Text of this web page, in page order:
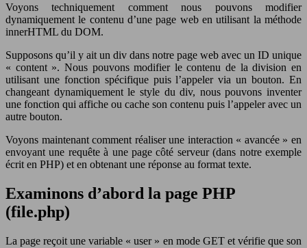
Voyons techniquement comment nous pouvons modifier
dynamiquement le contenu d’une page web en utilisant la méthode
innerHTML du DOM.
Supposons qu’il y ait un div dans notre page web avec un ID unique
« content ». Nous pouvons modifier le contenu de la division en
utilisant une fonction spécifique puis l’appeler via un bouton. En
changeant dynamiquement le style du div, nous pouvons inventer
une fonction qui affiche ou cache son contenu puis l’appeler avec un
autre bouton.
Voyons maintenant comment réaliser une interaction « avancée » en
envoyant une requête à une page côté serveur (dans notre exemple
écrit en PHP) et en obtenant une réponse au format texte.
Examinons d’abord la page PHP
(file.php)
La page reçoit une variable « user » en mode GET et vérifie que son